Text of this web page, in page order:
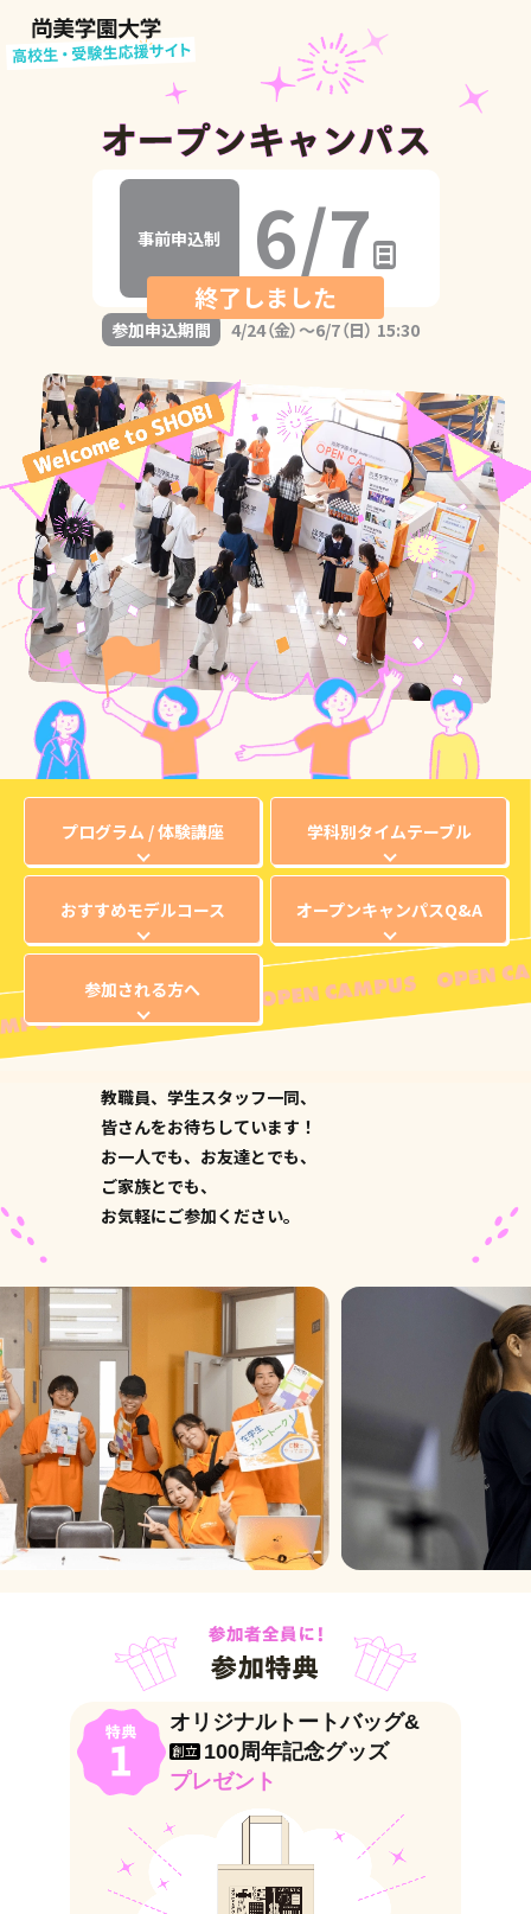
事前申込制 6/7日
参加申込期間 4/24（金）～6/7（日） 15:30
プログラム / 体験講座 学科別タイムテーブル
おすすめモデルコース オープンキャンパスQ&A
参加される方へ
教職員、学生スタッフ一同、
皆さんをお待ちしています！
お一人でも、お友達とでも、
ご家族とでも、
お気軽にご参加ください。
オリジナルトートバッグ&
創立 100周年記念グッズ
プレゼント